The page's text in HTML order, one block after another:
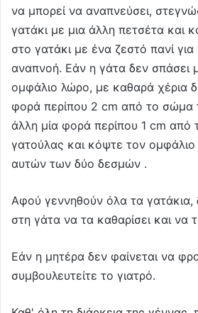
να μπορεί να αναπνεύσει,
γατάκι με μια άλλη πετσέτα και
στο γατάκι με ένα ζεστό πανί
αναπνοή. Εάν η γάτα δεν σπάσει
ομφάλιο λώρο, με καθαρά χέρια
φορά περίπου 2 cm από το σώμα
άλλη μία φορά περίπου 1 cm από
γατούλας και κόψτε τον
αυτών των δύο δεσμών .
Αφού γεννηθούν όλα τα γατάκια,
στη γάτα να τα καθαρίσει και να
Εάν η μητέρα δεν φαίνεται να
συμβουλευτείτε το γιατρό.